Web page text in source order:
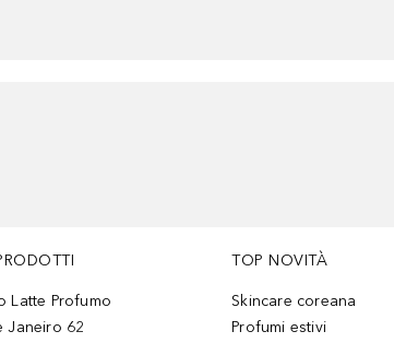
Latte Profumo
Janeiro 62
TOP NOVITÀ
Skincare coreana
Profumi estivi